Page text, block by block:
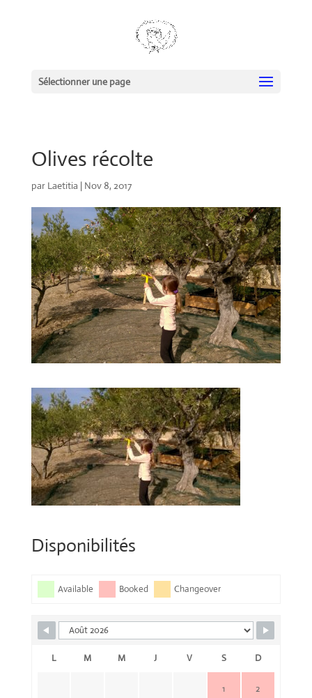
Sélectionner une page
Olives récolte
par Laetitia | Nov 8, 2017
Disponibilités
Available Booked Changeover
L M M J V S D
1 2